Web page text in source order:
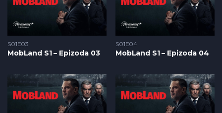
S01E03
MobLand S1 – Epizoda 03
S01E04
MobLand S1 – Epizoda 04